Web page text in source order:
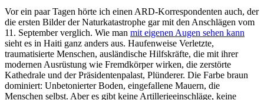
Vor ein paar Tagen hörte ich einen ARD-Korrespondenten auch, der
die ersten Bilder der Naturkatastrophe gar mit den Anschlägen vom
11. September verglich. Wie man mit eigenen Augen sehen kann
sieht es in Haiti ganz anders aus. Haufenweise Verletzte,
traumatisierte Menschen, ausländische Hilfskräfte, die mit ihrer
modernen Ausrüstung wie Fremdkörper wirken, die zerstörte
Kathedrale und der Präsidentenpalast, Plünderer. Die Farbe braun
dominiert: Unbetonierter Boden, eingefallene Mauern, die
Menschen selbst. Aber es gibt keine Artillerieeinschläge, keine